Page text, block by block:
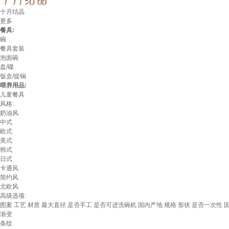
十月结晶
更多
餐具:
碗
餐具套装
泡面碗
盘/碟
饭盒/提锅
喂养用品:
儿童餐具
风格:
奶油风
中式
欧式
美式
韩式
日式
卡通风
简约风
北欧风
高级选项:
图案 工艺 材质 最大直径 是否手工 是否可进洗碗机 国内产地 规格 形状 是否一次性
渐变
条纹